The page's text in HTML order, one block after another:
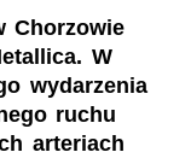
Chorzowie
W
wydarzenia
ruchu
arteriach